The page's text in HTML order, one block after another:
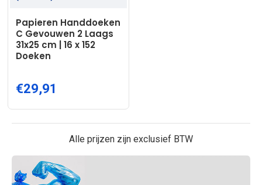
Papieren Handdoeken
C Gevouwen 2 Laags
31x25 cm | 16 x 152
Doeken
€29,91
Alle prijzen zijn exclusief BTW